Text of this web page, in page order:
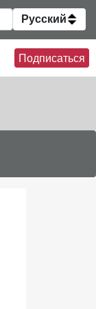
Русский
Подписаться